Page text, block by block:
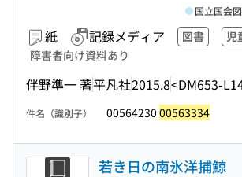
紙 記録メディア 図書
児
障害者向け資料あり
伴野準一 著平凡社2015.8<DM653-
国立国会
件名（識別子） 00564230 00563334
若き日の南氷洋捕鯨